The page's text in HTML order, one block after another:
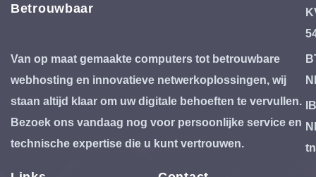
Betrouwbaar
Van op maat gemaakte computers tot betrouwbare
webhosting en innovatieve netwerkoplossingen, wij
staan altijd klaar om uw digitale behoeften te vervullen.
Bezoek ons vandaag nog voor persoonlijke service en
technische expertise die u kunt vertrouwen.